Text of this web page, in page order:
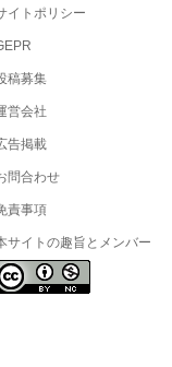
イトポリシー
稿募集
営会社
告掲載
問合わせ
責事項
サイトの趣旨とメンバー